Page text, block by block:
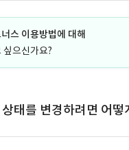
스 이용방법에 대해
싶으신가요?
태를 변경하려면 어떻